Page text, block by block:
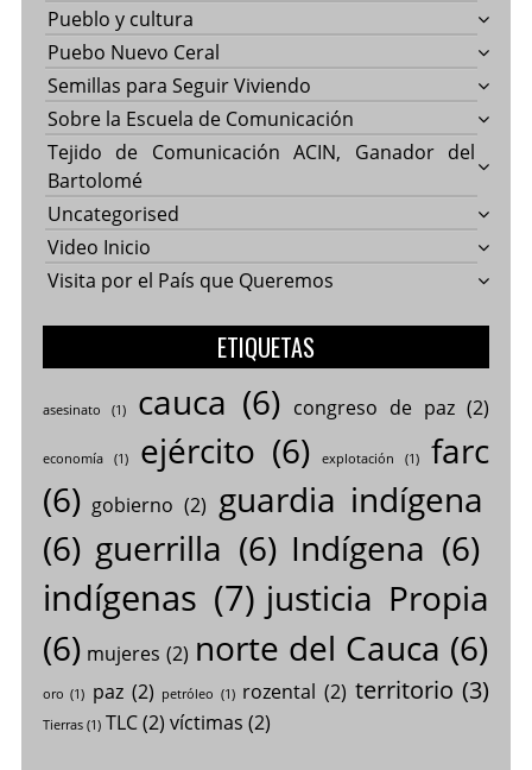
Pueblo y cultura
Puebo Nuevo Ceral
Semillas para Seguir Viviendo
Sobre la Escuela de Comunicación
Tejido de Comunicación ACIN, Ganador del
Bartolomé
Uncategorised
Video Inicio
Visita por el País que Queremos
ETIQUETAS
asesinato (1) cauca (6) congreso de paz(2)
economía(1) ejército (6) explotación (1)
farc
(6) gobierno (2) guardia indígena
(6) guerrilla (6) Indígena (6)
indígenas (7) justicia Propia
(6) mujeres (2) norte del Cauca (6)
oro (1) paz (2) petróleo (1) rozental (2) territorio (3)
Tierras(1) TLC(2) víctimas (2)